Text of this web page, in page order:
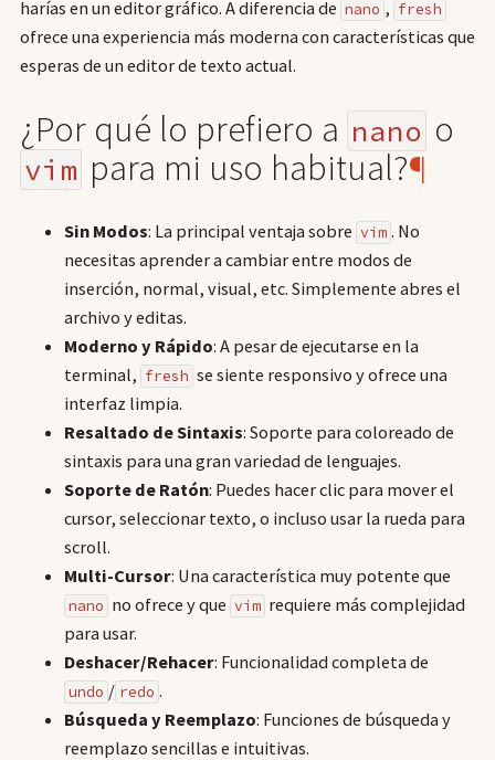
harías en un editor gráfico. A diferencia de nano , fresh
ofrece una experiencia más moderna con características que
esperas de un editor de texto actual.
¿Por qué lo prefiero a nano o
vim para mi uso habitual?¶
Sin Modos: La principal ventaja sobre vim . No
necesitas aprender a cambiar entre modos de
inserción, normal, visual, etc. Simplemente abres el
archivo y editas.
Moderno y Rápido: A pesar de ejecutarse en la
terminal, fresh se siente responsivo y ofrece una
interfaz limpia.
Resaltado de Sintaxis: Soporte para coloreado de
sintaxis para una gran variedad de lenguajes.
Soporte de Ratón: Puedes hacer clic para mover el
cursor, seleccionar texto, o incluso usar la rueda para
scroll.
Multi-Cursor: Una característica muy potente que
nano no ofrece y que vim requiere más complejidad
para usar.
Deshacer/Rehacer: Funcionalidad completa de
undo / redo .
Búsqueda y Reemplazo: Funciones de búsqueda y
reemplazo sencillas e intuitivas.